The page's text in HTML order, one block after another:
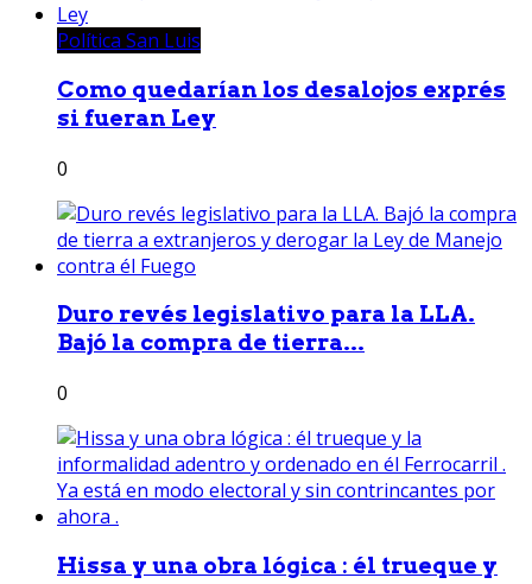
Política San Luis
Como quedarían los desalojos exprés
si fueran Ley
0
Duro revés legislativo para la LLA.
Bajó la compra de tierra...
0
Hissa y una obra lógica : él trueque y